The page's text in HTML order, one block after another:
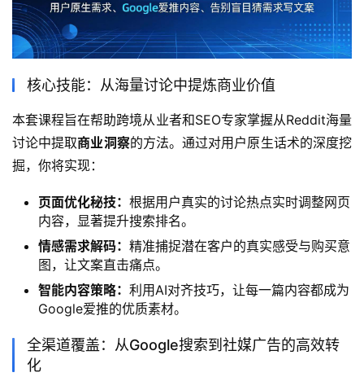
核心技能：从海量讨论中提炼商业价值
本套课程旨在帮助跨境从业者和SEO专家掌握从Reddit海量
讨论中提取商业洞察的方法。通过对用户原生话术的深度挖
掘，你将实现：
页面优化秘技： 根据用户真实的讨论热点实时调整网页
内容，显著提升搜索排名。
情感需求解码： 精准捕捉潜在客户的真实感受与购买意
图，让文案直击痛点。
智能内容策略： 利用AI对齐技巧，让每一篇内容都成为
Google爱推的优质素材。
全渠道覆盖：从Google搜索到社媒广告的高效转
化